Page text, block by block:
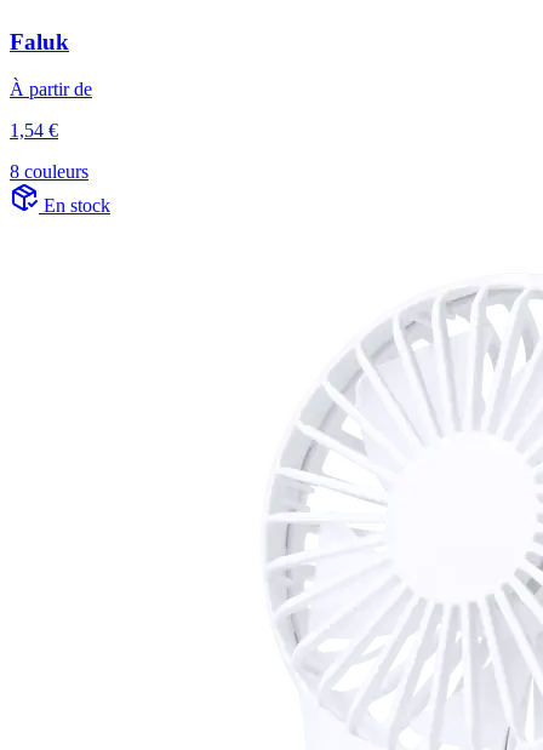
Faluk
À partir de
1,54 €
8 couleurs
En stock